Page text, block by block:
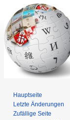
Hauptseite
Letzte Änderungen
Zufällige Seite